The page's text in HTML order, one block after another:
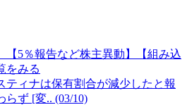
【5％報告など株主異動】【組み込
をみる
ティナは保有割合が減少したと報
らず [変.. (03/10)